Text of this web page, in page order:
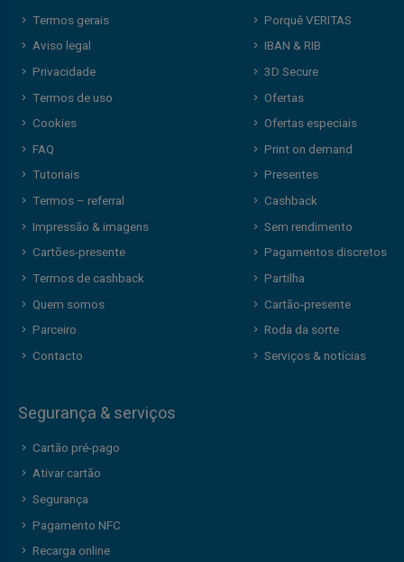
Termos gerais
Aviso legal
Privacidade
Termos de uso
Cookies
FAQ
Tutoriais
Termos – referral
Impressão & imagens
Cartões-presente
Termos de cashback
Quem somos
Parceiro
Contacto
Porquê VERITAS
IBAN & RIB
3D Secure
Ofertas
Ofertas especiais
Print on demand
Presentes
Cashback
Sem rendimento
Pagamentos discretos
Partilha
Cartão-presente
Roda da sorte
Serviços & notícias
Segurança & serviços
Cartão pré-pago
Ativar cartão
Segurança
Pagamento NFC
Recarga online